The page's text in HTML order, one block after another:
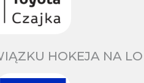
HOKEJA NA